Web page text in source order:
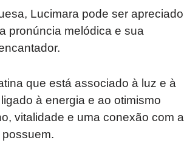
Lucimara pode ser apreciado
pronúncia melódica e sua
que está associado à luz e à
à energia e ao otimismo
vitalidade e uma conexão com a